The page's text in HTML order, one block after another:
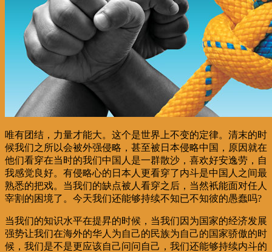
唯有团结，力量才能大。这个是世界上不变的定律。清末的时
候我们之所以会被外强侵略，甚至被日本侵略中国，原因就在
他们看穿在当时的我们中国人是一群散沙，喜欢好安逸劳，自
我感觉良好。有侵略心的日本人更看穿了内斗是中国人之间最
熟悉的把戏。当我们的缺点被人看穿之后，当然衹能面对任人
宰割的困境了。今天我们还能够持续不知已不知彼的愚蠢吗?
当我们的知识水平在提昇的时候，当我们因为国家的经济发展
强势让我们在海外的华人为自己的民族为自己的国家骄傲的时
候，我们是不是更应该自己问问自己，我们还能够持续内斗的